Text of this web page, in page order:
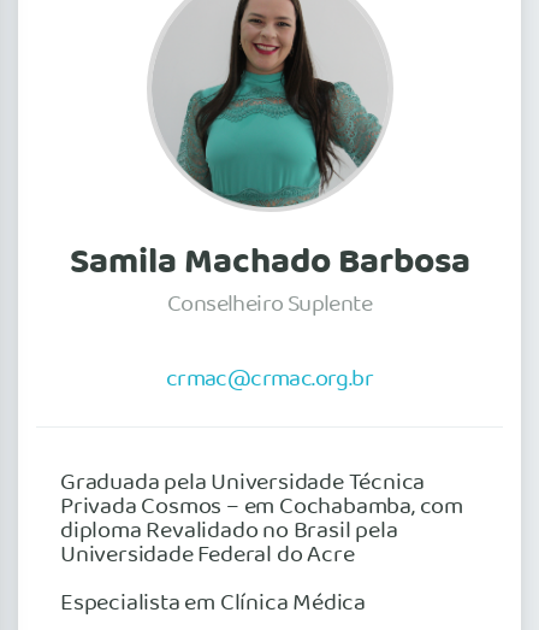
Samila Machado Barbosa
Conselheiro Suplente
crmac@crmac.org.br
Graduada pela Universidade Técnica
Privada Cosmos – em Cochabamba, com
diploma Revalidado no Brasil pela
Universidade Federal do Acre
Especialista em Clínica Médica